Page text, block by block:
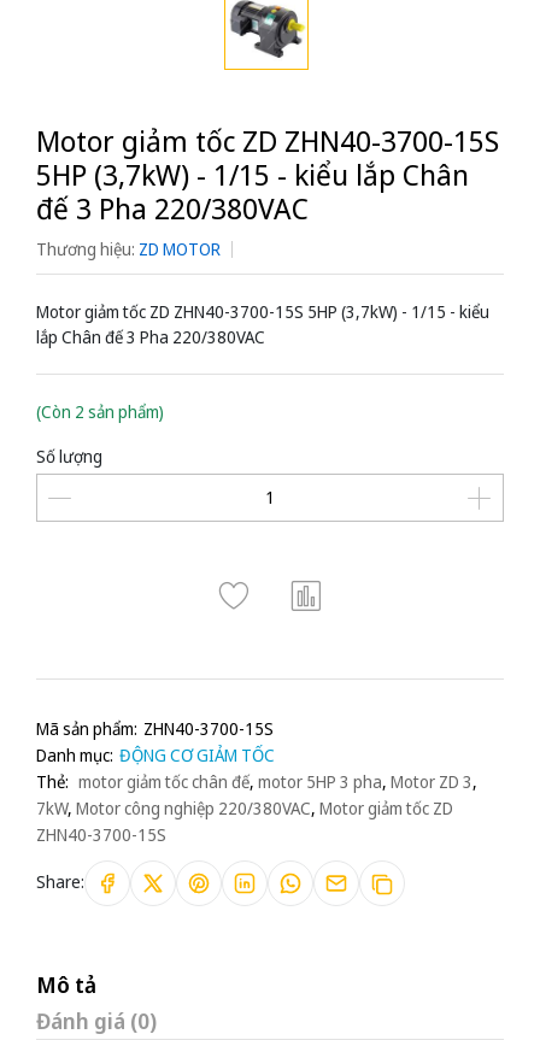
Motor giảm tốc ZD ZHN40-3700-15S
5HP (3,7kW) - 1/15 - kiểu lắp Chân
đế 3 Pha 220/380VAC
Thương hiệu: ZD MOTOR
Motor giảm tốc ZD ZHN40-3700-15S 5HP (3,7kW) - 1/15 - kiểu
lắp Chân đế 3 Pha 220/380VAC
(Còn 2 sản phẩm)
Số lượng
Mã sản phẩm: ZHN40-3700-15S
Danh mục: ĐỘNG CƠ GIẢM TỐC
Thẻ: motor giảm tốc chân đế, motor 5HP 3 pha, Motor ZD 3,
7kW, Motor công nghiệp 220/380VAC, Motor giảm tốc ZD
ZHN40-3700-15S
Share:
Mô tả
Đánh giá (0)